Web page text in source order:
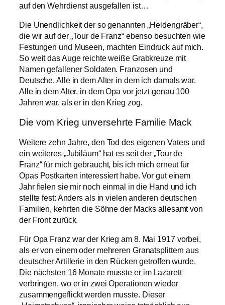
auf den Wehrdienst ausgefallen ist…
Die Unendlichkeit der so genannten „Heldengräber“,
die wir auf der „Tour de Franz“ ebenso besuchten wie
Festungen und Museen, machten Eindruck auf mich.
So weit das Auge reichte weiße Grabkreuze mit
Namen gefallener Soldaten. Franzosen und
Deutsche. Alle in dem Alter in dem ich damals war.
Alle in dem Alter, in dem Opa vor jetzt genau 100
Jahren war, als er in den Krieg zog.
Die vom Krieg unversehrte Familie Mack
Weitere zehn Jahre, den Tod des eigenen Vaters und
ein weiteres „Jubiläum“ hat es seit der „Tour de
Franz“ für mich gebraucht, bis ich mich erneut für
Opas Postkarten interessiert habe. Vor gut einem
Jahr fielen sie mir noch einmal in die Hand und ich
stellte fest: Anders als in vielen anderen deutschen
Familien, kehrten die Söhne der Macks allesamt von
der Front zurück.
Für Opa Franz war der Krieg am 8. Mai 1917 vorbei,
als er von einem oder mehreren Granatsplittern aus
deutscher Artillerie in den Rücken getroffen wurde.
Die nächsten 16 Monate musste er im Lazarett
verbringen, wo er in zwei Operationen wieder
zusammengeflickt werden musste. Dieser